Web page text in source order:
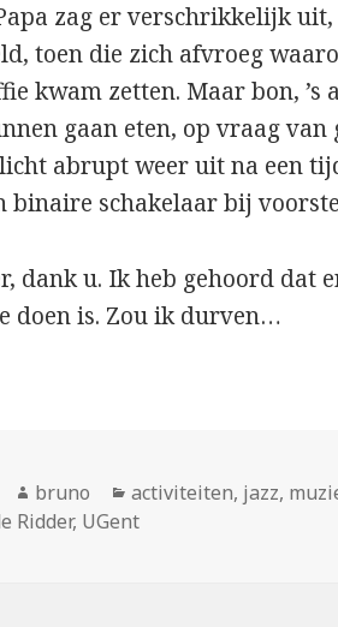
zag er verschrikkelijk
toen die zich afvroeg
kwam zetten. Maar bon, ’s
gaan eten, op vraag
abrupt weer uit na een
binaire schakelaar bij
dank u. Ik heb gehoord dat
doen is. Zou ik durven…
Auteur
bruno Categorieën
activiteiten, jazz,
Ridder, UGent